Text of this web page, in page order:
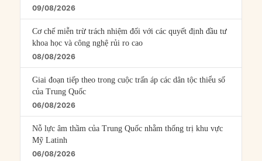
09/08/2026
Cơ chế miễn trừ trách nhiệm đối với các quyết định đầu tư
khoa học và công nghệ rủi ro cao
08/08/2026
Giai đoạn tiếp theo trong cuộc trấn áp các dân tộc thiểu số
của Trung Quốc
06/08/2026
Nỗ lực âm thầm của Trung Quốc nhằm thống trị khu vực
Mỹ Latinh
06/08/2026